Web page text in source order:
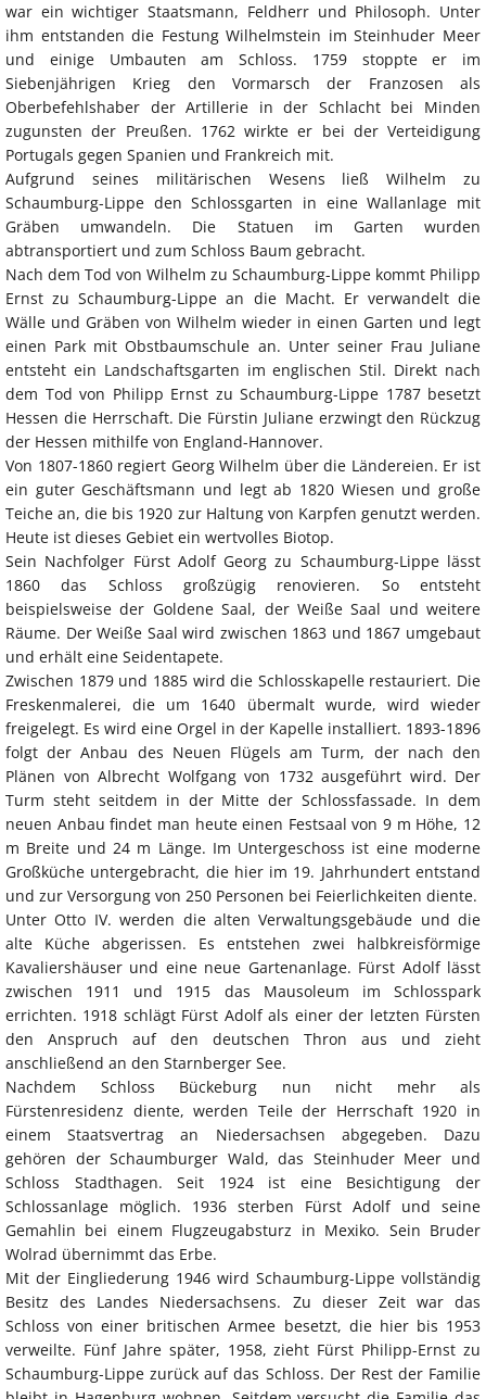
war ein wichtiger Staatsmann, Feldherr und Philosoph. Unter
ihm entstanden die Festung Wilhelmstein im Steinhuder Meer
und einige Umbauten am Schloss. 1759 stoppte er im
Siebenjährigen Krieg den Vormarsch der Franzosen als
Oberbefehlshaber der Artillerie in der Schlacht bei Minden
zugunsten der Preußen. 1762 wirkte er bei der Verteidigung
Portugals gegen Spanien und Frankreich mit.
Aufgrund seines militärischen Wesens ließ Wilhelm zu
Schaumburg-Lippe den Schlossgarten in eine Wallanlage mit
Gräben umwandeln. Die Statuen im Garten wurden
abtransportiert und zum Schloss Baum gebracht.
Nach dem Tod von Wilhelm zu Schaumburg-Lippe kommt Philipp
Ernst zu Schaumburg-Lippe an die Macht. Er verwandelt die
Wälle und Gräben von Wilhelm wieder in einen Garten und legt
einen Park mit Obstbaumschule an. Unter seiner Frau Juliane
entsteht ein Landschaftsgarten im englischen Stil. Direkt nach
dem Tod von Philipp Ernst zu Schaumburg-Lippe 1787 besetzt
Hessen die Herrschaft. Die Fürstin Juliane erzwingt den Rückzug
der Hessen mithilfe von England-Hannover.
Von 1807-1860 regiert Georg Wilhelm über die Ländereien. Er ist
ein guter Geschäftsmann und legt ab 1820 Wiesen und große
Teiche an, die bis 1920 zur Haltung von Karpfen genutzt werden.
Heute ist dieses Gebiet ein wertvolles Biotop.
Sein Nachfolger Fürst Adolf Georg zu Schaumburg-Lippe lässt
1860 das Schloss großzügig renovieren. So entsteht
beispielsweise der Goldene Saal, der Weiße Saal und weitere
Räume. Der Weiße Saal wird zwischen 1863 und 1867 umgebaut
und erhält eine Seidentapete.
Zwischen 1879 und 1885 wird die Schlosskapelle restauriert. Die
Freskenmalerei, die um 1640 übermalt wurde, wird wieder
freigelegt. Es wird eine Orgel in der Kapelle installiert. 1893-1896
folgt der Anbau des Neuen Flügels am Turm, der nach den
Plänen von Albrecht Wolfgang von 1732 ausgeführt wird. Der
Turm steht seitdem in der Mitte der Schlossfassade. In dem
neuen Anbau findet man heute einen Festsaal von 9 m Höhe, 12
m Breite und 24 m Länge. Im Untergeschoss ist eine moderne
Großküche untergebracht, die hier im 19. Jahrhundert entstand
und zur Versorgung von 250 Personen bei Feierlichkeiten diente.
Unter Otto IV. werden die alten Verwaltungsgebäude und die
alte Küche abgerissen. Es entstehen zwei halbkreisförmige
Kavaliershäuser und eine neue Gartenanlage. Fürst Adolf lässt
zwischen 1911 und 1915 das Mausoleum im Schlosspark
errichten. 1918 schlägt Fürst Adolf als einer der letzten Fürsten
den Anspruch auf den deutschen Thron aus und zieht
anschließend an den Starnberger See.
Nachdem Schloss Bückeburg nun nicht mehr als
Fürstenresidenz diente, werden Teile der Herrschaft 1920 in
einem Staatsvertrag an Niedersachsen abgegeben. Dazu
gehören der Schaumburger Wald, das Steinhuder Meer und
Schloss Stadthagen. Seit 1924 ist eine Besichtigung der
Schlossanlage möglich. 1936 sterben Fürst Adolf und seine
Gemahlin bei einem Flugzeugabsturz in Mexiko. Sein Bruder
Wolrad übernimmt das Erbe.
Mit der Eingliederung 1946 wird Schaumburg-Lippe vollständig
Besitz des Landes Niedersachsens. Zu dieser Zeit war das
Schloss von einer britischen Armee besetzt, die hier bis 1953
verweilte. Fünf Jahre später, 1958, zieht Fürst Philipp-Ernst zu
Schaumburg-Lippe zurück auf das Schloss. Der Rest der Familie